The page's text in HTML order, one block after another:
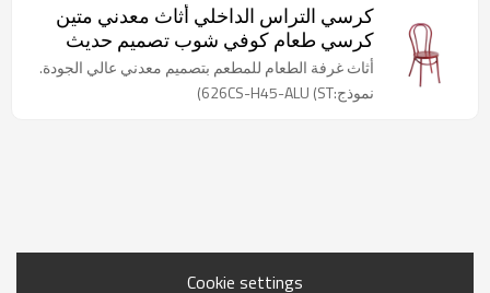
كرسي التراس الداخلي أثاث معدني متين
كرسي طعام كوفي شوب تصميم حديث
أثاث غرفة الطعام للمطعم بتصميم معدني عالي الجودة.
نموذج:626CS-H45-ALU (ST)
Cookie settings